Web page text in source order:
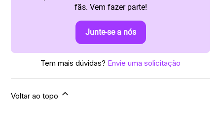
fãs. Vem fazer parte!
Junte-se a nós
Tem mais dúvidas? Envie uma solicitação
Voltar ao topo